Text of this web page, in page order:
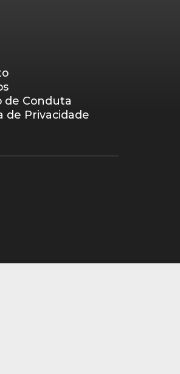
de Conduta
de Privacidade